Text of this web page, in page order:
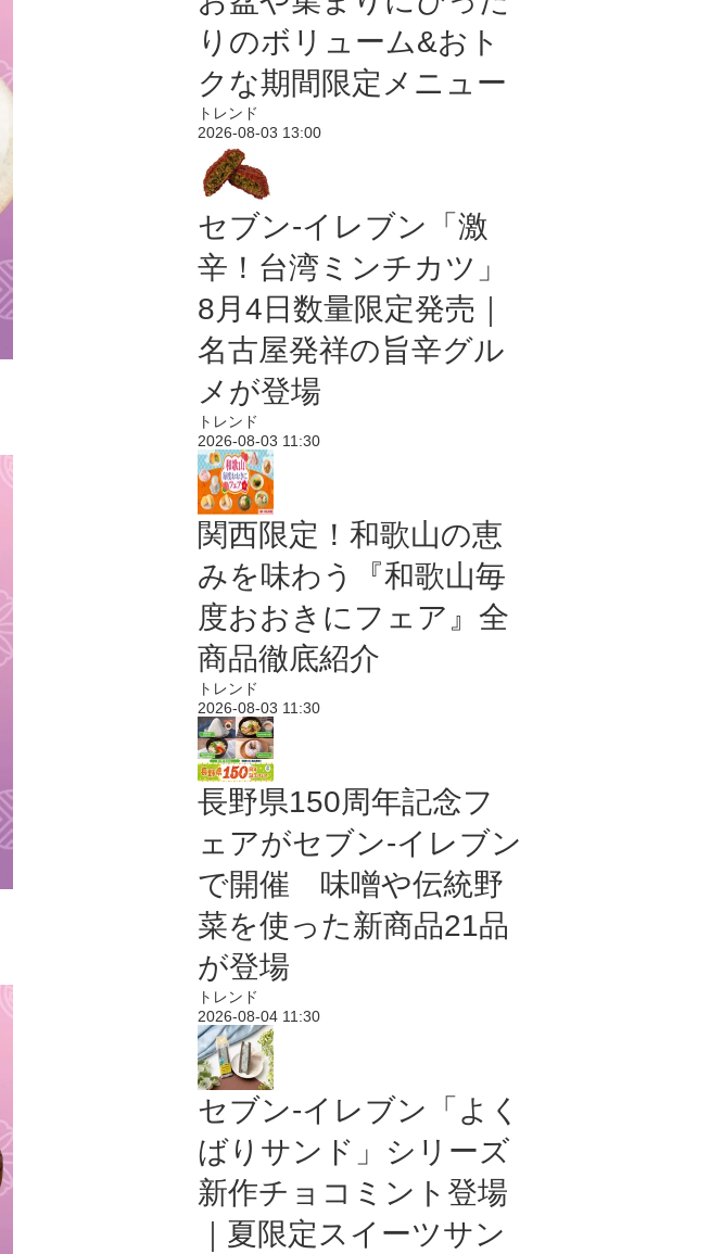
りのボリューム&おト
クな期間限定メニュー
トレンド
2026-08-03 13:00
セブン-イレブン「激
辛！台湾ミンチカツ」
8月4日数量限定発売｜
名古屋発祥の旨辛グル
メが登場
トレンド
2026-08-03 11:30
関西限定！和歌山の恵
みを味わう『和歌山毎
度おおきにフェア』全
商品徹底紹介
トレンド
2026-08-03 11:30
長野県150周年記念フ
ェアがセブン-イレブン
で開催 味噌や伝統野
菜を使った新商品21品
が登場
トレンド
2026-08-04 11:30
セブン‐イレブン「よく
ばりサンド」シリーズ
新作チョコミント登場
｜夏限定スイーツサン